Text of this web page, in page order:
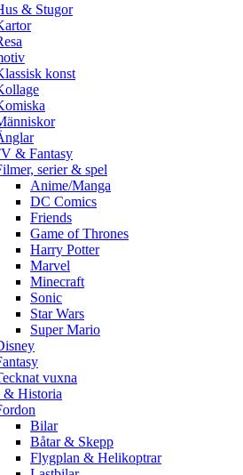
& Stugor
konst
& Fantasy
serier & spel
Anime/Manga
DC Comics
Friends
Game of Thrones
Harry Potter
Marvel
Minecraft
Sonic
Star Wars
Super Mario
vuxna
& Historia
Bilar
Båtar & Skepp
Flygplan & Helikoptrar